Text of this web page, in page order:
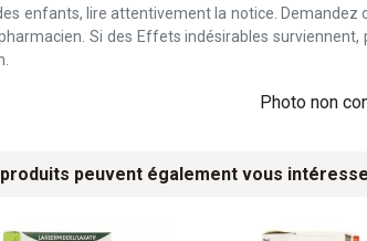
enfants, lire attentivement la notice. Demandez
Si des Effets indésirables
Photo non
peuvent également vous